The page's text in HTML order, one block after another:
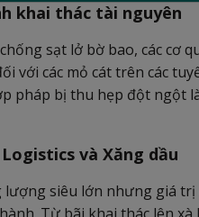
khai thác tài nguyên
sạt lở bờ bao, các cơ
với các mỏ cát trên các
pháp bị thu hẹp đột ngột
và Xăng dầu
siêu lớn nhưng giá